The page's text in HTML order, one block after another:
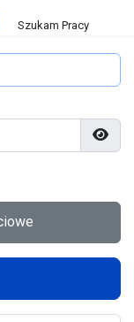
Szukam Pracy